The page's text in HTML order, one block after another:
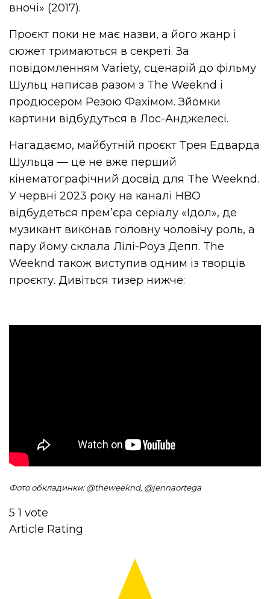
вночі» (2017).
Проєкт поки не має назви, а його жанр і
сюжет тримаються в секреті. За
повідомленням Variety, сценарій до фільму
Шульц написав разом з The Weeknd і
продюсером Резою Фахімом. Зйомки
картини відбудуться в Лос-Анджелесі.
Нагадаємо, майбутній проєкт Трея Едварда
Шульца — це не вже перший
кінематографічний досвід для The Weeknd.
У червні 2023 року на каналі HBO
відбудеться прем’єра серіалу «Ідол», де
музикант виконав головну чоловічу роль, а
пару йому склала Лілі-Роуз Депп. The
Weeknd також виступив одним із творців
проєкту. Дивіться тизер нижче:
Фото обкладинки: @theweeknd, @jennaortega
5 1 vote
Article Rating